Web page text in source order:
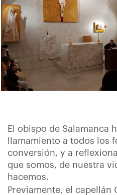
El obispo de Salamanca
llamamiento a todos los
conversión, y a
que somos, de nuestra
hacemos.
Previamente, el capellán